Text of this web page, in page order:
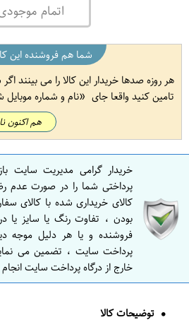
اتمام
شما هم فروشنده این
هر روزه صدها خریدار این کالا را می بینند
تامین کنید واقعا جای
نام و شماره موبایل
هم اکنون
خریدار گرامی مدیریت سایت
پرداختی شما را در صورت عدم
کالای خریداری شده با کالای
بودن ، تفاوت رنگ یا سایز یا
فروشنده و یا هر دلیل موجه
پرداخت سایت ، تضمین می
خارج از درگاه پرداخت سایت
توضیحات کالا